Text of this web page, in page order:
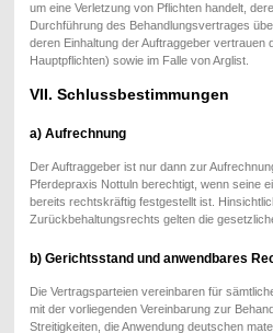
um eine Verletzung von Pflichten handelt,
Durchführung des Behandlungsvertrages
deren Einhaltung der Auftraggeber vertrauen
Hauptpflichten) sowie im Falle von Arglist.
VII. Schlussbestimmungen
a) Aufrechnung
Der Auftraggeber ist nur dann zur
Pferdepraxis Nottuln berechtigt, wenn seine
bereits rechtskräftig festgestellt ist.
Zurückbehaltungsrechts gelten die
b) Gerichtsstand und anwendbares
Die Vertragsparteien vereinbaren für
mit der vorliegenden Vereinbarung zur
Streitigkeiten, die Anwendung deutschen